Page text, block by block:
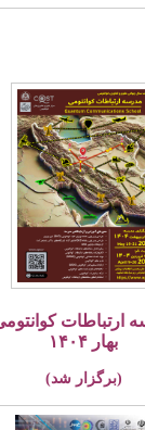
ارتباطات کوانتومی،
بهار ۱۴۰۴
(برگزار شد)